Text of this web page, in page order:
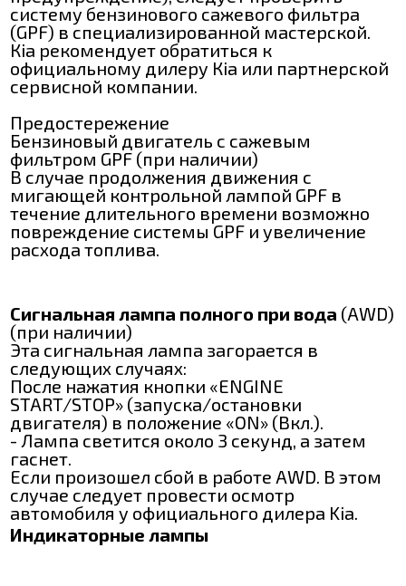
систему бензинового сажевого фильтра
(GPF) в специализированной мастерской.
Кіа рекомендует обратиться к
официальному дилеру Кіа или партнерской
сервисной компании.
Предостережение
Бензиновый двигатель с сажевым
фильтром GPF (при наличии)
В случае продолжения движения с
мигающей контрольной лампой GPF в
течение длительного времени возможно
повреждение системы GPF и увеличение
расхода топлива.
Сигнальная лампа полного при вода (AWD)
(при наличии)
Эта сигнальная лампа загорается в
следующих случаях:
После нажатия кнопки «ENGINE
START/STOP» (запуска/остановки
двигателя) в положение «ON» (Вкл.).
- Лампа светится около 3 секунд, а затем
гаснет.
Если произошел сбой в работе AWD. В этом
случае следует провести осмотр
автомобиля у официального дилера Kia.
Индикаторные лампы